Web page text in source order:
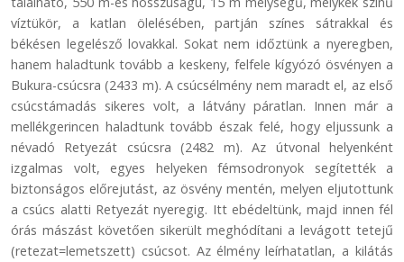
víztükör, a katlan ölelésében, partján színes sátrakkal és
békésen legelésző lovakkal. Sokat nem időztünk a nyeregben,
hanem haladtunk tovább a keskeny, felfele kígyózó ösvényen a
Bukura-csúcsra (2433 m). A csúcsélmény nem maradt el, az első
csúcstámadás sikeres volt, a látvány páratlan. Innen már a
mellékgerincen haladtunk tovább észak felé, hogy eljussunk a
névadó Retyezát csúcsra (2482 m). Az útvonal helyenként
izgalmas volt, egyes helyeken fémsodronyok segítették a
biztonságos előrejutást, az ösvény mentén, melyen eljutottunk
a csúcs alatti Retyezát nyeregig. Itt ebédeltünk, majd innen fél
órás mászást követően sikerült meghódítani a levágott tetejű
(retezat=lemetszett) csúcsot. Az élmény leírhatatlan, a kilátás